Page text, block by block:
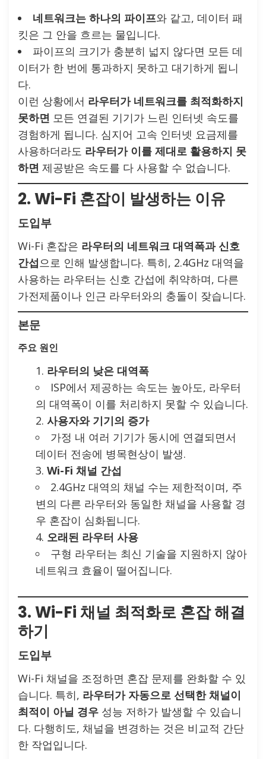
네트워크는 하나의 파이프와 같고, 데이터 패
킷은 그 안을 흐르는 물입니다.
파이프의 크기가 충분히 넓지 않다면 모든 데
이터가 한 번에 통과하지 못하고 대기하게 됩니
다.
이런 상황에서 라우터가 네트워크를 최적화하지
못하면 모든 연결된 기기가 느린 인터넷 속도를
경험하게 됩니다. 심지어 고속 인터넷 요금제를
사용하더라도 라우터가 이를 제대로 활용하지 못
하면 제공받은 속도를 다 사용할 수 없습니다.
2. Wi-Fi 혼잡이 발생하는 이유
도입부
Wi-Fi 혼잡은 라우터의 네트워크 대역폭과 신호
간섭으로 인해 발생합니다. 특히, 2.4GHz 대역을
사용하는 라우터는 신호 간섭에 취약하며, 다른
가전제품이나 인근 라우터와의 충돌이 잦습니다.
본문
주요 원인
라우터의 낮은 대역폭
ISP에서 제공하는 속도는 높아도, 라우터
의 대역폭이 이를 처리하지 못할 수 있습니다.
사용자와 기기의 증가
가정 내 여러 기기가 동시에 연결되면서
데이터 전송에 병목현상이 발생.
Wi-Fi 채널 간섭
2.4GHz 대역의 채널 수는 제한적이며, 주
변의 다른 라우터와 동일한 채널을 사용할 경
우 혼잡이 심화됩니다.
오래된 라우터 사용
구형 라우터는 최신 기술을 지원하지 않아
네트워크 효율이 떨어집니다.
3. Wi-Fi 채널 최적화로 혼잡 해결
하기
도입부
Wi-Fi 채널을 조정하면 혼잡 문제를 완화할 수 있
습니다. 특히, 라우터가 자동으로 선택한 채널이
최적이 아닐 경우 성능 저하가 발생할 수 있습니
다. 다행히도, 채널을 변경하는 것은 비교적 간단
한 작업입니다.